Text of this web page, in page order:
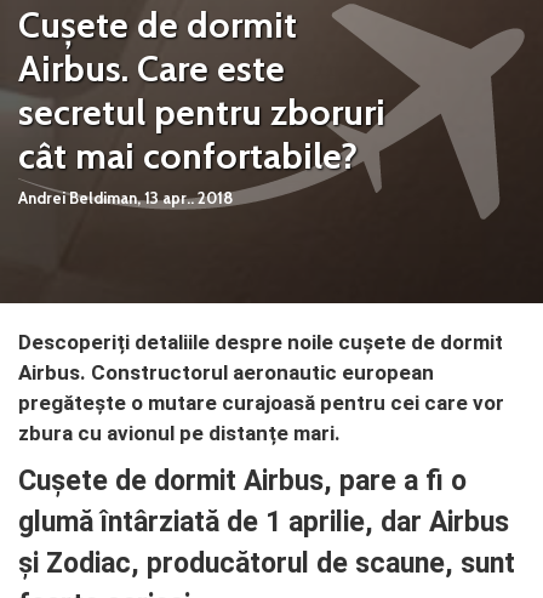
Cușete de dormit
Airbus. Care este
secretul pentru zboruri
cât mai confortabile?
Andrei Beldiman,13 apr.. 2018
Descoperiți detaliile despre noile cușete de dormit
Airbus. Constructorul aeronautic european
pregătește o mutare curajoasă pentru cei care vor
zbura cu avionul pe distanțe mari.
Cușete de dormit Airbus, pare a fi o
glumă întârziată de 1 aprilie, dar Airbus
și Zodiac, producătorul de scaune, sunt